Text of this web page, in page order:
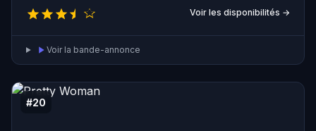
Cendrillon, avec une touche moderne.Voir les disponibilités →
Voir la bande-annonce
#20